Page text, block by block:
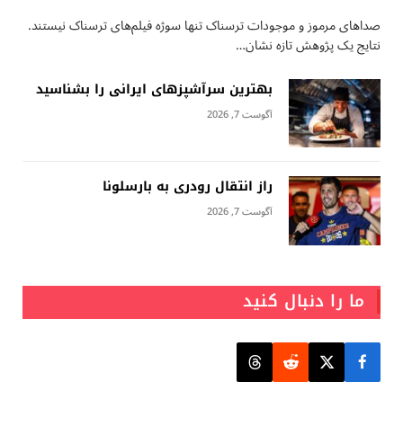
صداهای مرموز و موجودات ترسناک تنها سوژه فیلم‌های ترسناک نیستند.
نتایج یک پژوهش تازه نشان…
بهترین سرآشپزهای ایرانی را بشناسید
آگوست 7, 2026
راز انتقال رودری به بارسلونا
آگوست 7, 2026
ما را دنبال کنید